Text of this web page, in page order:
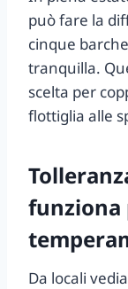
può fare la
cinque
tranquilla.
scelta per
flottiglia alle
funziona
Da locali